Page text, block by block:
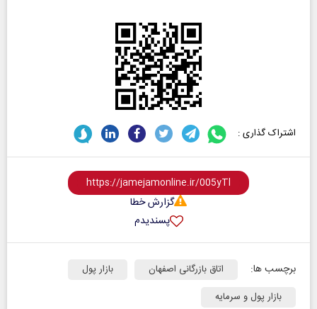
اشتراک گذاری :
گزارش خطا
پسندیدم
برچسب ها: اتاق بازرگانی اصفهان
بازار پول
بازار پول و سرمایه